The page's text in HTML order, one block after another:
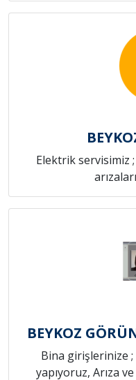
Elektrik servisimiz
BEYKOZ
Bina girişlerinize
yapıyoruz, Arıza